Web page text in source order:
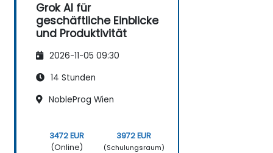
Grok AI für
geschäftliche Einblicke
und Produktivität
2026-11-05 09:30
14 Stunden
NobleProg Wien
3472 EUR
(Online)
3972 EUR
(Schulungsraum)